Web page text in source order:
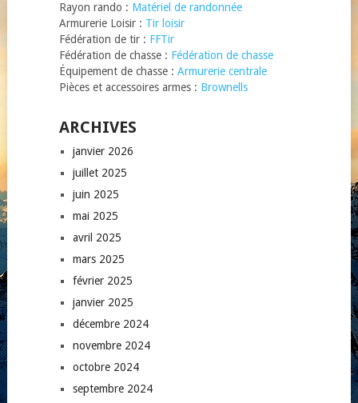
Rayon rando : Matériel de randonnée
Armurerie Loisir : Tir loisir
Fédération de tir : FFTir
Fédération de chasse : Fédération de chasse
Équipement de chasse : Armurerie centrale
Pièces et accessoires armes : Brownells
ARCHIVES
janvier 2026
juillet 2025
juin 2025
mai 2025
avril 2025
mars 2025
février 2025
janvier 2025
décembre 2024
novembre 2024
octobre 2024
septembre 2024